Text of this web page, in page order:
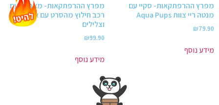
מפרץ ההרפתקאות- סקיי עם
מנטה ריי צוות Aqua Pups
₪79.90
מידע נוסף
מפרץ ההרפתקאות- מארשל עם
רכב חילוץ מהסרט עם אורות
וצלילים
₪99.90
מידע נוסף